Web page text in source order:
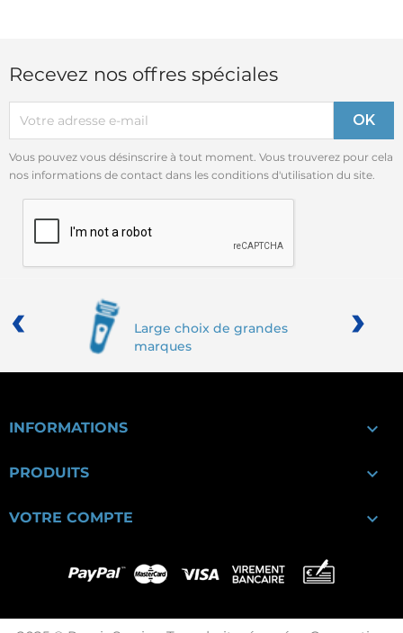
Recevez nos offres spéciales
Vous pouvez vous désinscrire à tout moment. Vous trouverez pour cela
nos informations de contact dans les conditions d'utilisation du site.
Large choix de grandes
marques
‹ ›
INFORMATIONS 
PRODUITS 
VOTRE COMPTE 